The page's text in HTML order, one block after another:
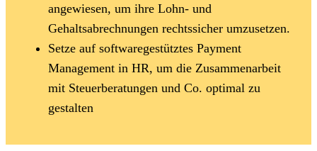
angewiesen, um ihre Lohn- und
Gehaltsabrechnungen rechtssicher umzusetzen.
Setze auf softwaregestütztes Payment
Management in HR, um die Zusammenarbeit
mit Steuerberatungen und Co. optimal zu
gestalten